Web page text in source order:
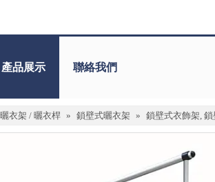
產品展示 聯絡我們
曬衣架 / 曬衣桿 » 鎖壁式曬衣架 » 鎖壁式衣飾架,